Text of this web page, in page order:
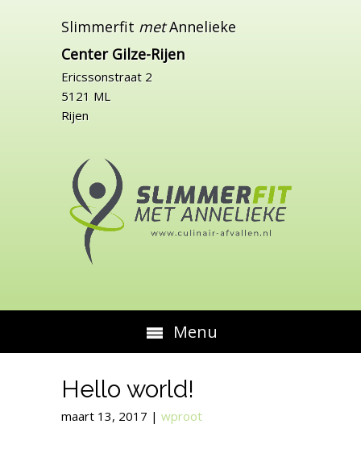
Slimmerfit metAnnelieke
Center Gilze-Rijen
Ericssonstraat 2
5121 ML
Rijen
Menu
Hello world!
maart 13, 2017 |wproot